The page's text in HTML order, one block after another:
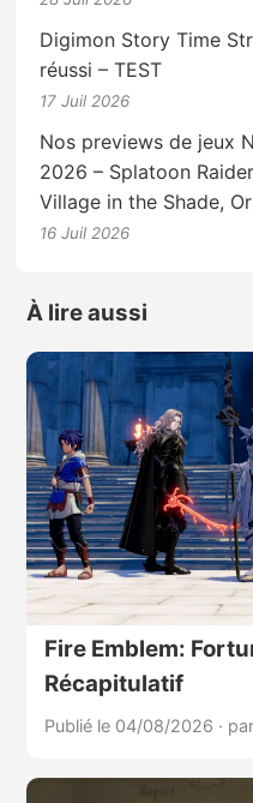
Digimon Story Time
réussi – TEST
17 Juil 2026
Nos previews de jeux
2026 – Splatoon
Village in the Shade,
16 Juil 2026
À lire aussi
Fire Emblem:
Récapitulatif
Publié le 04/08/2026 ·